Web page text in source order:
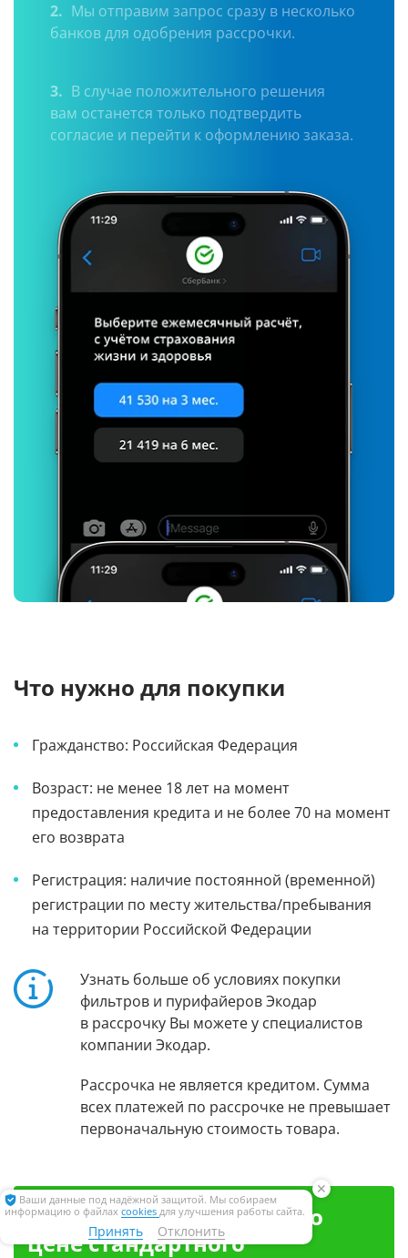
2. Мы отправим запрос сразу в несколько
банков для одобрения рассрочки.
3. В случае положительного решения
вам останется только подтвердить
согласие и перейти к оформлению заказа.
Что нужно для покупки
Гражданство: Российская Федерация
Возраст: не менее 18 лет на момент
предоставления кредита и не более 70 на момент
его возврата
Регистрация: наличие постоянной (временной)
регистрации по месту жительства/пребывания
на территории Российской Федерации
Узнать больше об условиях покупки
фильтров и пурифайеров Экодар
в рассрочку Вы можете у специалистов
компании Экодар.
Рассрочка не является кредитом. Сумма
всех платежей по рассрочке не превышает
первоначальную стоимость товара.
Премиальный монтаж по
цене стандартного
Ваши данные под надёжной защитой. Мы собираем
информацию о файлах cookies для улучшения работы сайта.
Принять Отклонить
✕